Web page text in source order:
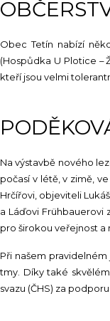
Obec Tetín nabízí
(Hospůdka U Plotice –
kteří jsou velmi
Na výstavbě nového
počasí v létě, v zimě,
Hrčířovi, objeviteli
a Láďovi Frühbauerovi
pro širokou veřejnost a
Při našem
tmy. Díky také
svazu (ČHS) za